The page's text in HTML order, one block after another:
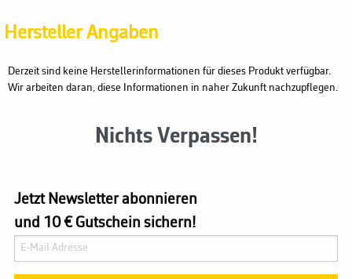
Hersteller Angaben
Derzeit sind keine Herstellerinformationen für dieses Produkt verfügbar.
Wir arbeiten daran, diese Informationen in naher Zukunft nachzupflegen.
Nichts Verpassen!
Jetzt Newsletter abonnieren
und 10 € Gutschein sichern!